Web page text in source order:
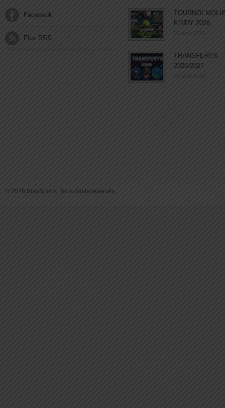
Facebook
Flux RSS
TOURNOI
KINDY 2026
03 août 2026
TRANSFERTS
2026/2027
03 août 2026
© 2026 BraySports. Tous droits reservés.